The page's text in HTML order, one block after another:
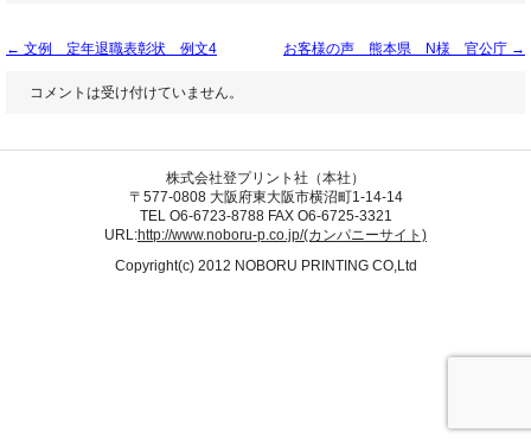
← 文例 定年退職表彰状 例文4 お客様の声 熊本県 N様 官公庁 →
コメントは受け付けていません。
株式会社登プリント社（本社）
〒577-0808 大阪府東大阪市横沼町1-14-14
TEL O6-6723-8788 FAX O6-6725-3321
URL:http://www.noboru-p.co.jp/(カンパニーサイト)
Copyright(c) 2012 NOBORU PRINTING CO,Ltd